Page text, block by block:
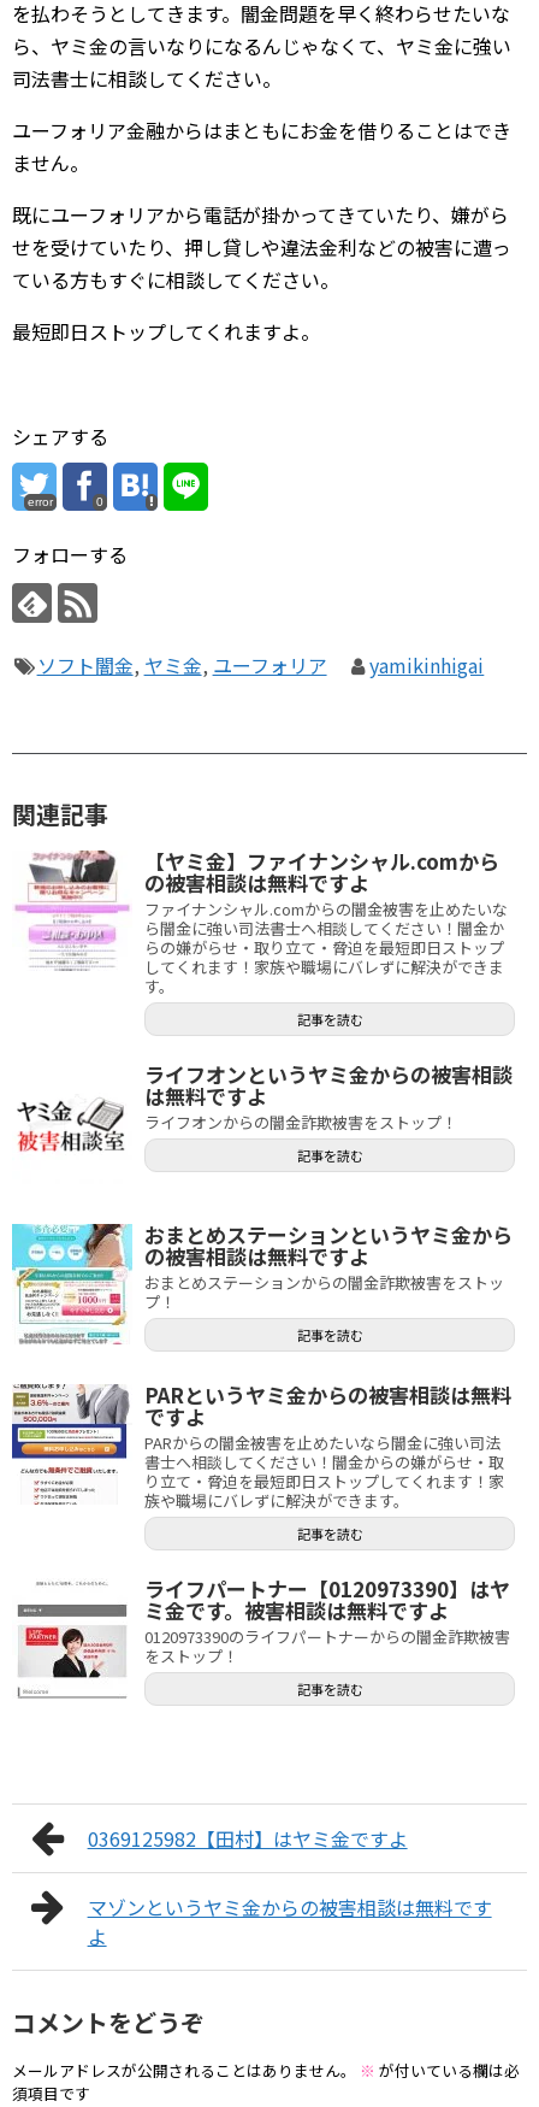
を払わそうとしてきます。闇金問題を早く終わらせたいな
ら、ヤミ金の言いなりになるんじゃなくて、ヤミ金に強い
司法書士に相談してください。
ユーフォリア金融からはまともにお金を借りることはでき
ません。
既にユーフォリアから電話が掛かってきていたり、嫌がら
せを受けていたり、押し貸しや違法金利などの被害に遭っ
ている方もすぐに相談してください。
最短即日ストップしてくれますよ。
シェアする
error 0
フォローする
ソフト闇金, ヤミ金, ユーフォリア yamikinhigai
関連記事
【ヤミ金】ファイナンシャル.comから
の被害相談は無料ですよ
ファイナンシャル.comからの闇金被害を止めたいな
ら闇金に強い司法書士へ相談してください！闇金か
らの嫌がらせ・取り立て・脅迫を最短即日ストップ
してくれます！家族や職場にバレずに解決ができま
す。
記事を読む
ライフオンというヤミ金からの被害相談
は無料ですよ
ライフオンからの闇金詐欺被害をストップ！
記事を読む
おまとめステーションというヤミ金から
の被害相談は無料ですよ
おまとめステーションからの闇金詐欺被害をストッ
プ！
記事を読む
PARというヤミ金からの被害相談は無料
ですよ
PARからの闇金被害を止めたいなら闇金に強い司法
書士へ相談してください！闇金からの嫌がらせ・取
り立て・脅迫を最短即日ストップしてくれます！家
族や職場にバレずに解決ができます。
記事を読む
ライフパートナー【0120973390】はヤ
ミ金です。被害相談は無料ですよ
0120973390のライフパートナーからの闇金詐欺被害
をストップ！
記事を読む
0369125982【田村】はヤミ金ですよ
マゾンというヤミ金からの被害相談は無料です
よ
コメントをどうぞ
メールアドレスが公開されることはありません。 ※ が付いている欄は必
須項目です